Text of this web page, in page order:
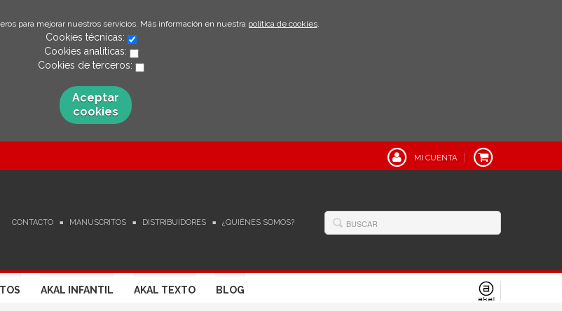
para mejorar nuestros servicios. Más información en nuestra política de cookies.
Cookies técnicas:
Cookies analíticas:
Cookies de terceros:
Aceptar
cookies
MI CUENTA
CONTACTO MANUSCRITOS DISTRIBUIDORES ¿QUIÉNES SOMOS?
AKAL INFANTIL AKAL TEXTO BLOG